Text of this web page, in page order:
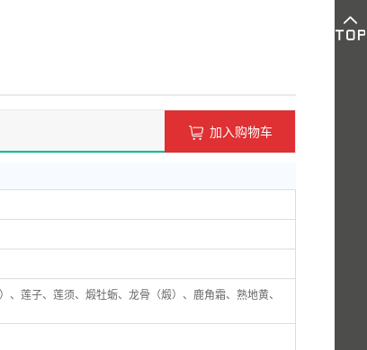
加入购物车
莲子、莲须、煅牡蛎、龙骨（煅）、鹿角霜、熟地黄、